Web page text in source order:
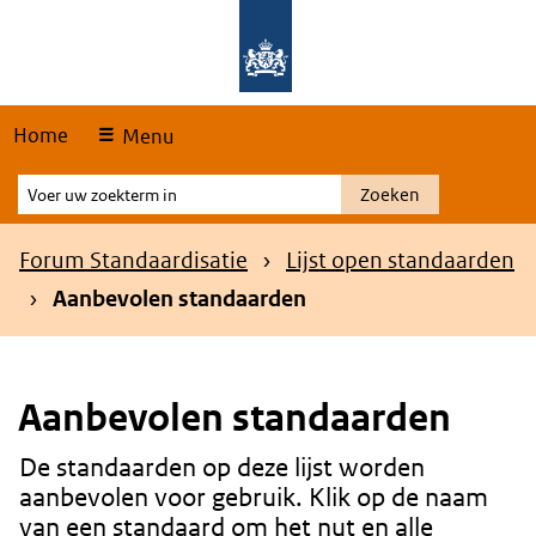
Home Menu
Voer
uw
zoekterm
Zoeken
Kruimelpad
Forum Standaardisatie
Lijst open standaarden
Aanbevolen standaarden
Aanbevolen standaarden
Content
De standaarden op deze lijst worden
aanbevolen voor gebruik. Klik op de naam
van een standaard om het nut en alle